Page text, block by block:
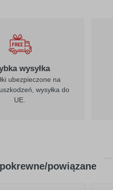
wysyłka
ubezpieczone na
wysyłka do
UE.
powiązane